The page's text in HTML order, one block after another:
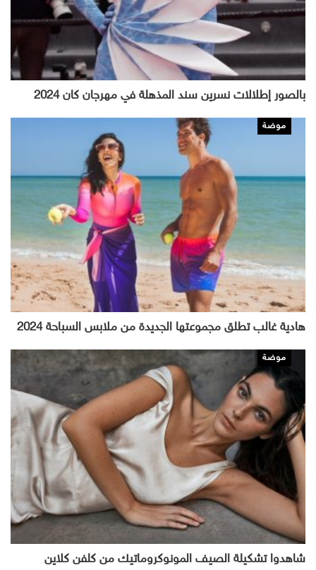
بالصور إطلالات نسرين سند المذهلة في مهرجان كان 2024
موضة
هادية غالب تطلق مجموعتها الجديدة من ملابس السباحة 2024
موضة
شاهدوا تشكيلة الصيف المونوكروماتيك من كلفن كلاين